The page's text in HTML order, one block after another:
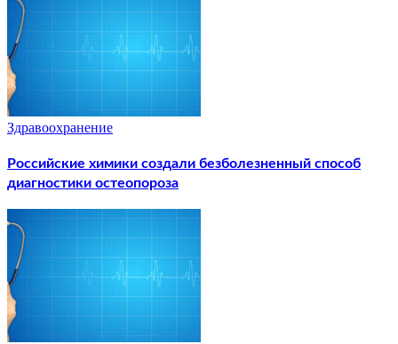
Здравоохранение
Российские химики создали безболезненный способ
диагностики остеопороза